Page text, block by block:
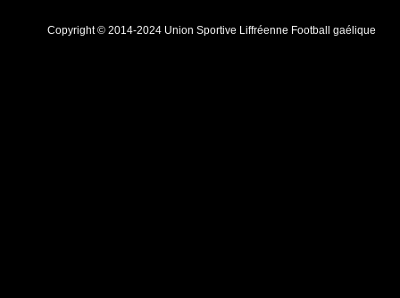
Copyright © 2014-2024 Union Sportive Liffréenne Football gaélique